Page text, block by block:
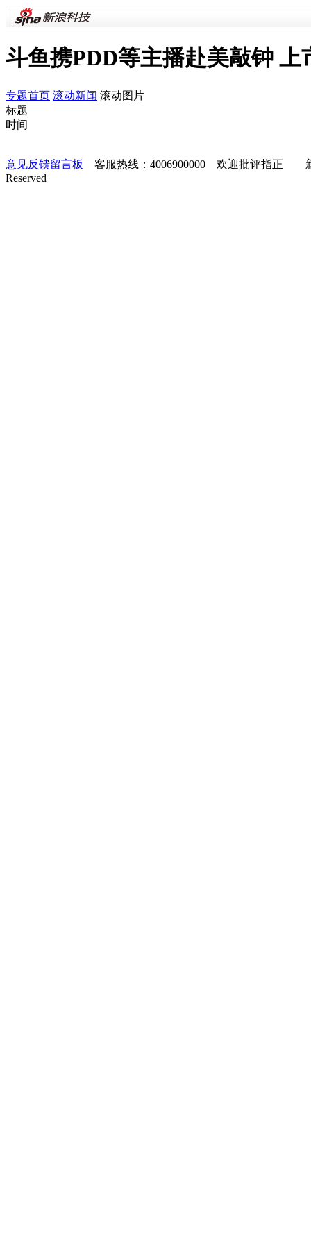
斗鱼携PDD等主播赴美敲钟
专题首页 滚动新闻 滚动图片
标题
时间
意见反馈留言板
客服热线：4006900000 欢迎批评指正
Reserved